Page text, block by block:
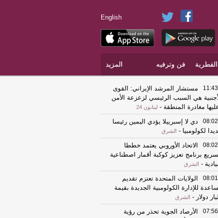
English
القطرية فن وترفيه المزيد
11:43
مستشار المرشد الإيراني: القوى
هي السبب الرئيسي لزعزعة الأمن
مغادرة المنطقة - لبنانون 24
08:02
دي لا إسبرييلا يؤدي اليمين رئيسا
لكولومبيا - الشرق
08:02
الاتحاد الأوروبي يعتمد خططا
برنامج تعزيز كوكبة أقمار اصطناعية
- الشرق
08:01
الولايات المتحدة تعتزم تقديم
للإدارة الكولومبية الجديدة بقيمة
دولار - الشرق
07:56
الأرصاد الجوية تحذر من رؤية